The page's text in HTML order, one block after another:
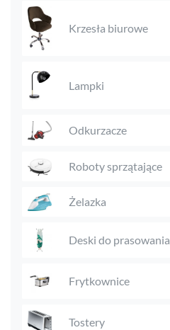
Krzesła biurowe
Lampki
Odkurzacze
Roboty sprzątające
Żelazka
Deski do prasowania
Frytkownice
Tostery